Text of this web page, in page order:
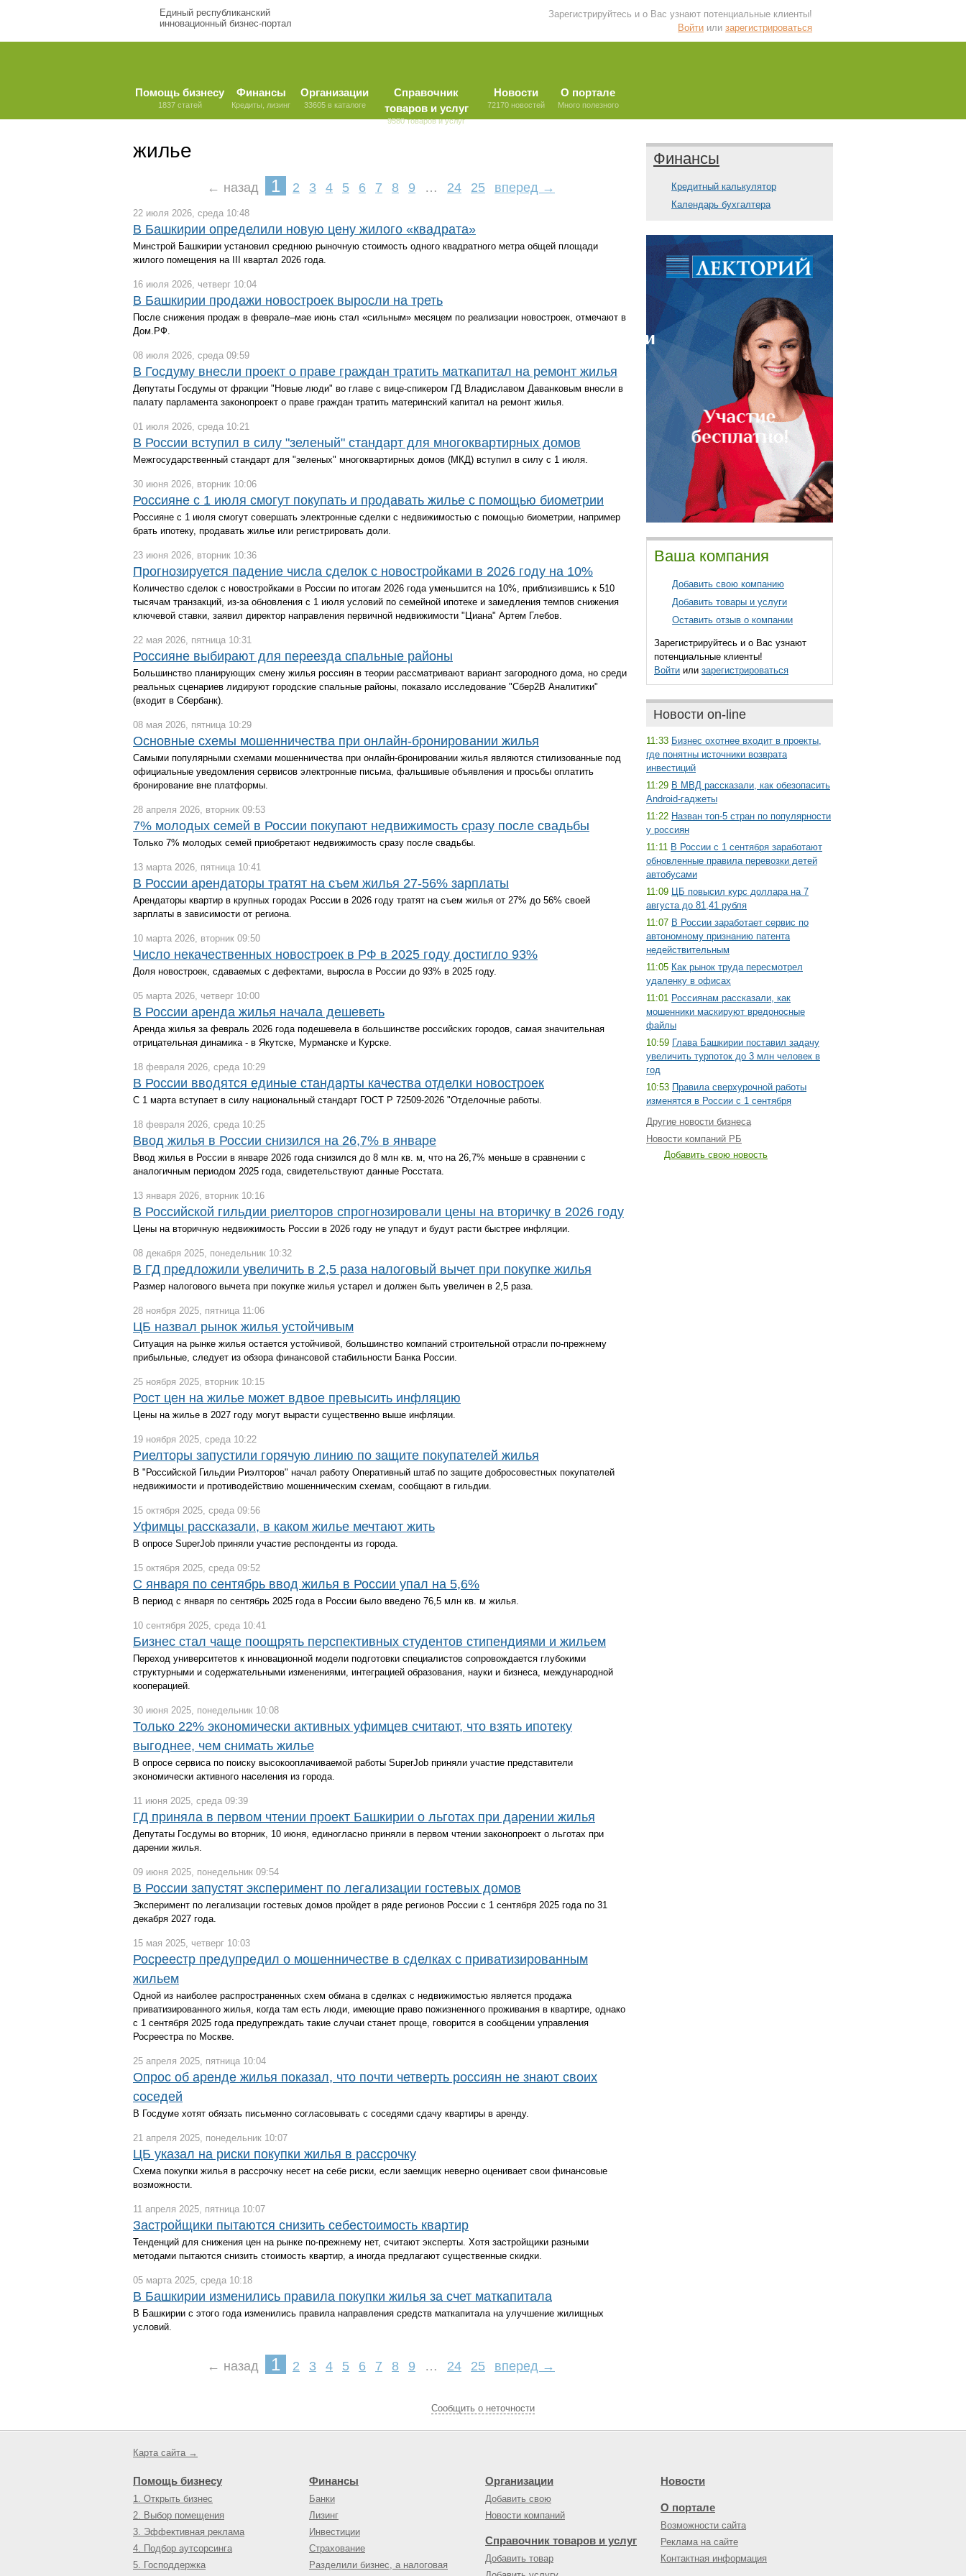
Единый республиканский
инновационный бизнес-портал
Зарегистрируйтесь и о Вас узнают потенциальные клиенты!
Войти или зарегистрироваться
Помощь бизнесу
1837 статей
Финансы
Кредиты, лизинг
Организации
33605 в каталоге
Справочник
товаров и услуг
9580 товаров и услуг
Новости
72170 новостей
О портале
Много полезного
жилье
← назад 1 2 3 4 5 6 7 8 9 … 24 25 вперед →
22 июля 2026, среда 10:48
В Башкирии определили новую цену жилого «квадрата»
Минстрой Башкирии установил среднюю рыночную стоимость одного квадратного метра общей площади
жилого помещения на III квартал 2026 года.
16 июля 2026, четверг 10:04
В Башкирии продажи новостроек выросли на треть
После снижения продаж в феврале–мае июнь стал «сильным» месяцем по реализации новостроек, отмечают в
Дом.РФ.
08 июля 2026, среда 09:59
В Госдуму внесли проект о праве граждан тратить маткапитал на ремонт жилья
Депутаты Госдумы от фракции "Новые люди" во главе с вице-спикером ГД Владиславом Даванковым внесли в
палату парламента законопроект о праве граждан тратить материнский капитал на ремонт жилья.
01 июля 2026, среда 10:21
В России вступил в силу "зеленый" стандарт для многоквартирных домов
Межгосударственный стандарт для "зеленых" многоквартирных домов (МКД) вступил в силу с 1 июля.
30 июня 2026, вторник 10:06
Россияне с 1 июля смогут покупать и продавать жилье с помощью биометрии
Россияне с 1 июля смогут совершать электронные сделки с недвижимостью с помощью биометрии, например
брать ипотеку, продавать жилье или регистрировать доли.
23 июня 2026, вторник 10:36
Прогнозируется падение числа сделок с новостройками в 2026 году на 10%
Количество сделок с новостройками в России по итогам 2026 года уменьшится на 10%, приблизившись к 510
тысячам транзакций, из-за обновления с 1 июля условий по семейной ипотеке и замедления темпов снижения
ключевой ставки, заявил директор направления первичной недвижимости "Циана" Артем Глебов.
22 мая 2026, пятница 10:31
Россияне выбирают для переезда спальные районы
Большинство планирующих смену жилья россиян в теории рассматривают вариант загородного дома, но среди
реальных сценариев лидируют городские спальные районы, показало исследование "Сбер2В Аналитики"
(входит в Сбербанк).
08 мая 2026, пятница 10:29
Основные схемы мошенничества при онлайн-бронировании жилья
Самыми популярными схемами мошенничества при онлайн-бронировании жилья являются стилизованные под
официальные уведомления сервисов электронные письма, фальшивые объявления и просьбы оплатить
бронирование вне платформы.
28 апреля 2026, вторник 09:53
7% молодых семей в России покупают недвижимость сразу после свадьбы
Только 7% молодых семей приобретают недвижимость сразу после свадьбы.
13 марта 2026, пятница 10:41
В России арендаторы тратят на съем жилья 27-56% зарплаты
Арендаторы квартир в крупных городах России в 2026 году тратят на съем жилья от 27% до 56% своей
зарплаты в зависимости от региона.
10 марта 2026, вторник 09:50
Число некачественных новостроек в РФ в 2025 году достигло 93%
Доля новостроек, сдаваемых с дефектами, выросла в России до 93% в 2025 году.
05 марта 2026, четверг 10:00
В России аренда жилья начала дешеветь
Аренда жилья за февраль 2026 года подешевела в большинстве российских городов, самая значительная
отрицательная динамика - в Якутске, Мурманске и Курске.
18 февраля 2026, среда 10:29
В России вводятся единые стандарты качества отделки новостроек
С 1 марта вступает в силу национальный стандарт ГОСТ Р 72509-2026 "Отделочные работы.
18 февраля 2026, среда 10:25
Ввод жилья в России снизился на 26,7% в январе
Ввод жилья в России в январе 2026 года снизился до 8 млн кв. м, что на 26,7% меньше в сравнении с
аналогичным периодом 2025 года, свидетельствуют данные Росстата.
13 января 2026, вторник 10:16
В Российской гильдии риелторов спрогнозировали цены на вторичку в 2026 году
Цены на вторичную недвижимость России в 2026 году не упадут и будут расти быстрее инфляции.
08 декабря 2025, понедельник 10:32
В ГД предложили увеличить в 2,5 раза налоговый вычет при покупке жилья
Размер налогового вычета при покупке жилья устарел и должен быть увеличен в 2,5 раза.
28 ноября 2025, пятница 11:06
ЦБ назвал рынок жилья устойчивым
Ситуация на рынке жилья остается устойчивой, большинство компаний строительной отрасли по-прежнему
прибыльные, следует из обзора финансовой стабильности Банка России.
25 ноября 2025, вторник 10:15
Рост цен на жилье может вдвое превысить инфляцию
Цены на жилье в 2027 году могут вырасти существенно выше инфляции.
19 ноября 2025, среда 10:22
Риелторы запустили горячую линию по защите покупателей жилья
В "Российской Гильдии Риэлторов" начал работу Оперативный штаб по защите добросовестных покупателей
недвижимости и противодействию мошенническим схемам, сообщают в гильдии.
15 октября 2025, среда 09:56
Уфимцы рассказали, в каком жилье мечтают жить
В опросе SuperJob приняли участие респонденты из города.
15 октября 2025, среда 09:52
С января по сентябрь ввод жилья в России упал на 5,6%
В период с января по сентябрь 2025 года в России было введено 76,5 млн кв. м жилья.
10 сентября 2025, среда 10:41
Бизнес стал чаще поощрять перспективных студентов стипендиями и жильем
Переход университетов к инновационной модели подготовки специалистов сопровождается глубокими
структурными и содержательными изменениями, интеграцией образования, науки и бизнеса, международной
кооперацией.
30 июня 2025, понедельник 10:08
Только 22% экономически активных уфимцев считают, что взять ипотеку
выгоднее, чем снимать жилье
В опросе сервиса по поиску высокооплачиваемой работы SuperJob приняли участие представители
экономически активного населения из города.
11 июня 2025, среда 09:39
ГД приняла в первом чтении проект Башкирии о льготах при дарении жилья
Депутаты Госдумы во вторник, 10 июня, единогласно приняли в первом чтении законопроект о льготах при
дарении жилья.
09 июня 2025, понедельник 09:54
В России запустят эксперимент по легализации гостевых домов
Эксперимент по легализации гостевых домов пройдет в ряде регионов России с 1 сентября 2025 года по 31
декабря 2027 года.
15 мая 2025, четверг 10:03
Росреестр предупредил о мошенничестве в сделках с приватизированным
жильем
Одной из наиболее распространенных схем обмана в сделках с недвижимостью является продажа
приватизированного жилья, когда там есть люди, имеющие право пожизненного проживания в квартире, однако
с 1 сентября 2025 года предупреждать такие случаи станет проще, говорится в сообщении управления
Росреестра по Москве.
25 апреля 2025, пятница 10:04
Опрос об аренде жилья показал, что почти четверть россиян не знают своих
соседей
В Госдуме хотят обязать письменно согласовывать с соседями сдачу квартиры в аренду.
21 апреля 2025, понедельник 10:07
ЦБ указал на риски покупки жилья в рассрочку
Схема покупки жилья в рассрочку несет на себе риски, если заемщик неверно оценивает свои финансовые
возможности.
11 апреля 2025, пятница 10:07
Застройщики пытаются снизить себестоимость квартир
Тенденций для снижения цен на рынке по-прежнему нет, считают эксперты. Хотя застройщики разными
методами пытаются снизить стоимость квартир, а иногда предлагают существенные скидки.
05 марта 2025, среда 10:18
В Башкирии изменились правила покупки жилья за счет маткапитала
В Башкирии с этого года изменились правила направления средств маткапитала на улучшение жилищных
условий.
← назад 1 2 3 4 5 6 7 8 9 … 24 25 вперед →
Финансы
Кредитный калькулятор
Календарь бухгалтера
Ваша компания
Добавить свою компанию
Добавить товары и услуги
Оставить отзыв о компании
Зарегистрируйтесь и о Вас узнают
потенциальные клиенты!
Войти или зарегистрироваться
Новости on-line
11:33 Бизнес охотнее входит в проекты,
где понятны источники возврата
инвестиций
11:29 В МВД рассказали, как обезопасить
Android-гаджеты
11:22 Назван топ-5 стран по популярности
у россиян
11:11 В России с 1 сентября заработают
обновленные правила перевозки детей
автобусами
11:09 ЦБ повысил курс доллара на 7
августа до 81,41 рубля
11:07 В России заработает сервис по
автономному признанию патента
недействительным
11:05 Как рынок труда пересмотрел
удаленку в офисах
11:01 Россиянам рассказали, как
мошенники маскируют вредоносные
файлы
10:59 Глава Башкирии поставил задачу
увеличить турпоток до 3 млн человек в
год
10:53 Правила сверхурочной работы
изменятся в России с 1 сентября
Другие новости бизнеса
Новости компаний РБ
Добавить свою новость
Cообщить о неточности
Карта сайта →
Помощь бизнесу
1. Открыть бизнес
2. Выбор помещения
3. Эффективная реклама
4. Подбор аутсорсинга
5. Господдержка
Финансы
Банки
Лизинг
Инвестиции
Страхование
Разделили бизнес, а налоговая
Организации
Добавить свою
Новости компаний
Справочник товаров и услуг
Добавить товар
Новости
О портале
Возможности сайта
Реклама на сайте
Контактная информация